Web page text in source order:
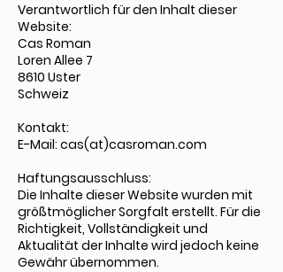
Verantwortlich für den Inhalt dieser
Website:
Cas Roman
Loren Allee 7
8610 Uster
Schweiz
Kontakt:
E-Mail: cas(at)casroman.com
Haftungsausschluss:
Die Inhalte dieser Website wurden mit
größtmöglicher Sorgfalt erstellt. Für die
Richtigkeit, Vollständigkeit und
Aktualität der Inhalte wird jedoch keine
Gewähr übernommen.